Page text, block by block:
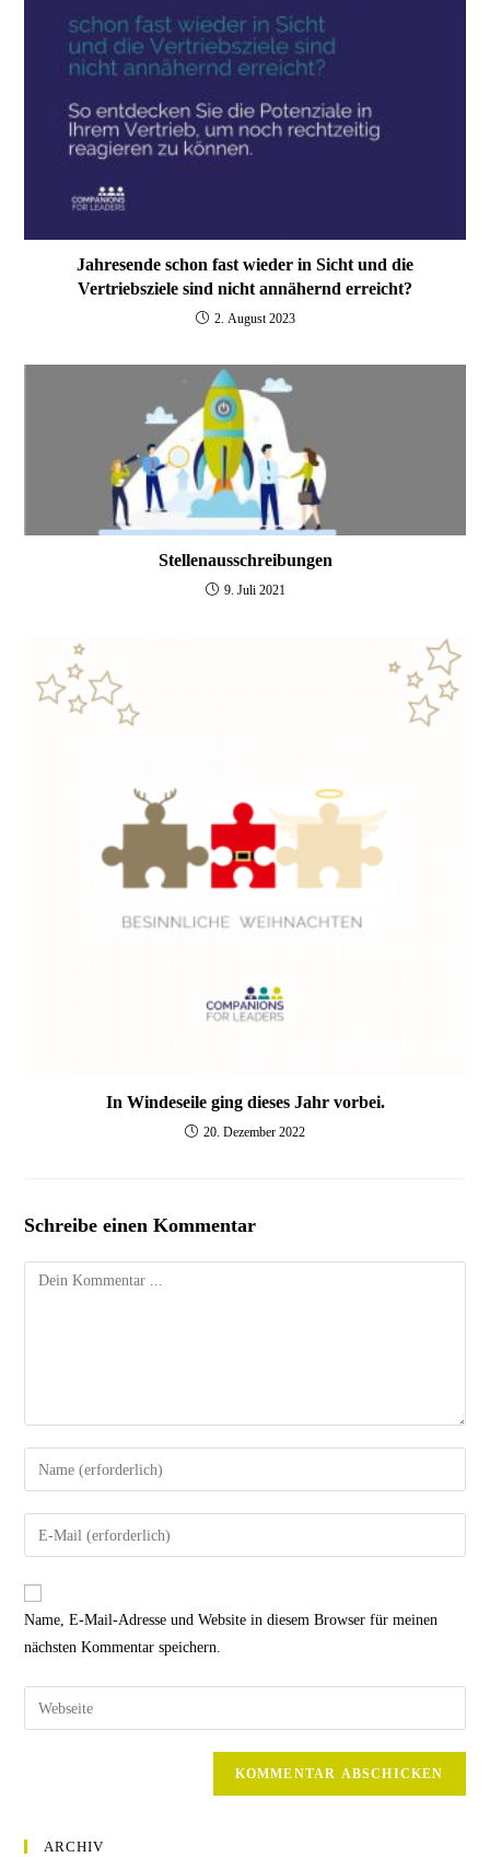
Jahresende schon fast wieder in Sicht und die
Vertriebsziele sind nicht annähernd erreicht?
2. August 2023
Stellenausschreibungen
9. Juli 2021
In Windeseile ging dieses Jahr vorbei.
20. Dezember 2022
Schreibe einen Kommentar
Kommentieren
Gib
deinen
Namen
oder
zum
Kommentieren
ein
Gib
deine
E-
Kommentieren
ein
Name, E-Mail-Adresse und Website in diesem Browser für meinen
nächsten Kommentar speichern.
Gib
deine
(optional)
ARCHIV